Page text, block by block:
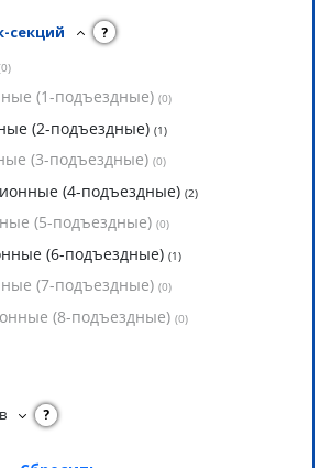
секций ?
0)
(1-подъездные) (0)
(2-подъездные) (1)
(3-подъездные) (0)
(4-подъездные) (2)
(5-подъездные) (0)
(6-подъездные) (1)
(7-подъездные) (0)
(8-подъездные) (0)
?